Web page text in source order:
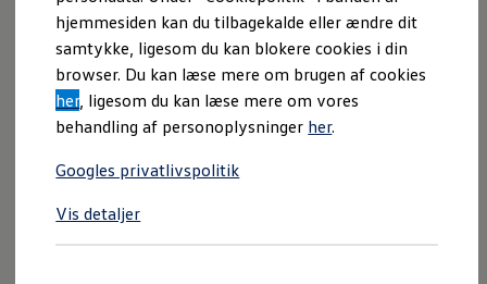
hjemmesiden kan du tilbagekalde eller ændre dit
samtykke, ligesom du kan blokere cookies i din
browser. Du kan læse mere om brugen af cookies
her, ligesom du kan læse mere om vores
behandling af personoplysninger her.
Googles privatlivspolitik
Vis detaljer
ID. EVERY1
ID. 2all & ID. GTI
Varebiler på el
Elektromobilitet i dagligdagen
Eldrevne modeller
ID. Buzz Cargo
Opladning og Rækkevidde
Opladning med Clever
Opladning med Clever - Erhvervsbiler
Udregn din rækkevidde